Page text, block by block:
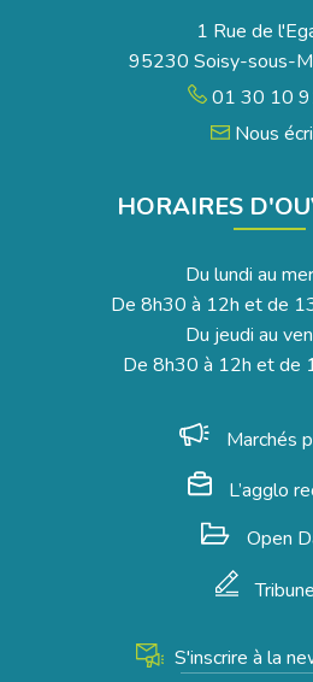
1 Rue de
95230 Soisy-sous-
01 30 10
Nous
HORAIRES
Du lundi au
De 8h30 à 12h et de
Du jeudi au
De 8h30 à 12h et de
Marchés
L’agglo
Open
S'inscrire à la